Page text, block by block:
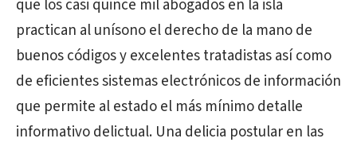
que los casi quince mil abogados en la isla
practican al unísono el derecho de la mano de
buenos códigos y excelentes tratadistas así como
de eficientes sistemas electrónicos de información
que permite al estado el más mínimo detalle
informativo delictual. Una delicia postular en las